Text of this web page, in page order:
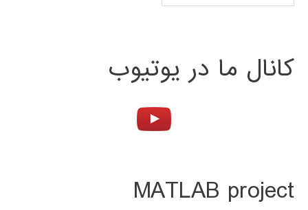
کانال ما در یوتیوب
MATLAB project